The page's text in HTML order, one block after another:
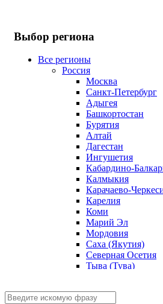
Выбор региона
Все регионы
Россия
Москва
Санкт-Петербург
Адыгея
Башкортостан
Бурятия
Алтай
Дагестан
Ингушетия
Кабардино-
Калмыкия
Карачаево-
Карелия
Коми
Марий Эл
Мордовия
Саха (Якутия)
Северная Осетия
Тыва (Тува)
Удмуртская
Чеченская